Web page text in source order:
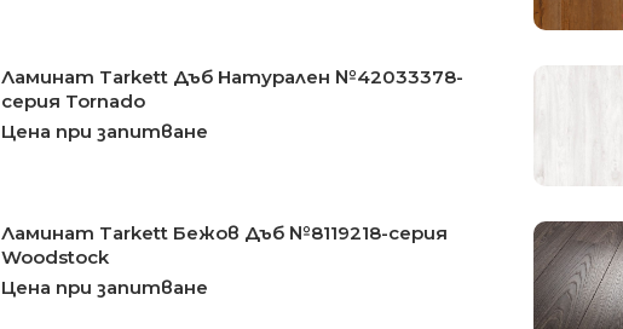
Ламинат Tarkett Дъб Натурален №42033378-
серия Tornado
Цена при запитване
Ламинат Tarkett Бежов Дъб №8119218-серия
Woodstock
Цена при запитване